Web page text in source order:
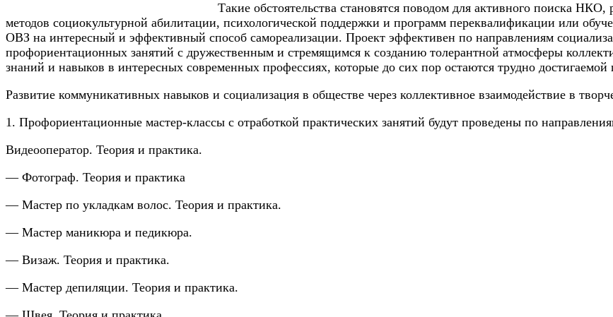
Такие обстоятельства становятся поводом для активного поиска
методов социокультурной абилитации, психологической поддержки и программ переквалификации или
ОВЗ на интересный и эффективный способ самореализации. Проект эффективен по направлениям
профориентационных занятий с дружественным и стремящимся к созданию толерантной атмосферы
знаний и навыков в интересных современных профессиях, которые до сих пор остаются трудно
Развитие коммуникативных навыков и социализация в обществе через коллективное взаимодействие в
1. Профориентационные мастер-классы с отработкой практических занятий будут проведены по
Видеооператор. Теория и практика.
— Фотограф. Теория и практика
— Мастер по укладкам волос. Теория и практика.
— Мастер маникюра и педикюра.
— Визаж. Теория и практика.
— Мастер депиляции. Теория и практика.